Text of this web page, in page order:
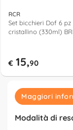
RCR
Set bicchieri Dof 6 pz
cristallino (330ml)
€ 15,90
Maggiori
Modalità di